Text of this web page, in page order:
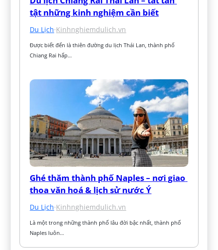
tật những kinh nghiệm cần biết
Du Lịch·Kinhnghiemdulich.vn
Được biết đến là thiên đường du lịch Thái Lan, thành phố
Chiang Rai hấp…
Ghé thăm thành phố Naples – nơi giao
thoa văn hoá & lịch sử nước Ý
Du Lịch·Kinhnghiemdulich.vn
Là một trong những thành phố lâu đời bậc nhất, thành phố
Naples luôn…